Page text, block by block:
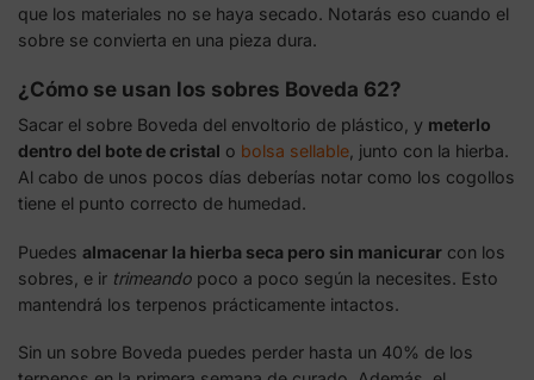
que los materiales no se haya secado. Notarás eso cuando el
sobre se convierta en una pieza dura.
¿Cómo se usan los sobres Boveda 62?
Sacar el sobre Boveda del envoltorio de plástico, y meterlo
dentro del bote de cristal o bolsa sellable , junto con la hierba.
Al cabo de unos pocos días deberías notar como los cogollos
tiene el punto correcto de humedad.
Puedes almacenar la hierba seca pero sin manicurar con los
sobres, e ir trimeando poco a poco según la necesites. Esto
mantendrá los terpenos prácticamente intactos.
Sin un sobre Boveda puedes perder hasta un 40% de los